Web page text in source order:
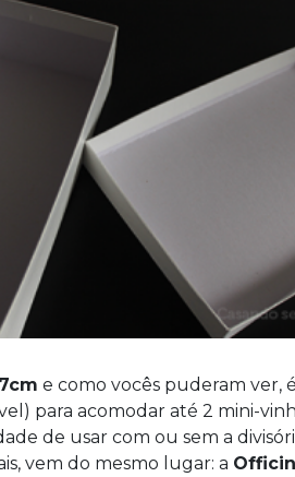
e como vocês puderam ver,
para acomodar até 2 mini-
de usar com ou sem a
vem do mesmo lugar: a